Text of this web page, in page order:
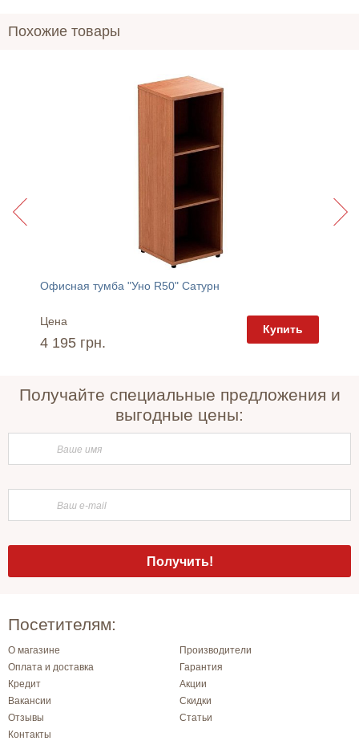
Похожие товары
Офисная тумба "Уно R50" Сатурн
Цена
4 195 грн.
Купить
Получайте специальные предложения и
выгодные цены:
Посетителям:
О магазине
Производители
Оплата и доставка
Гарантия
Кредит
Акции
Вакансии
Скидки
Отзывы
Статьи
Контакты